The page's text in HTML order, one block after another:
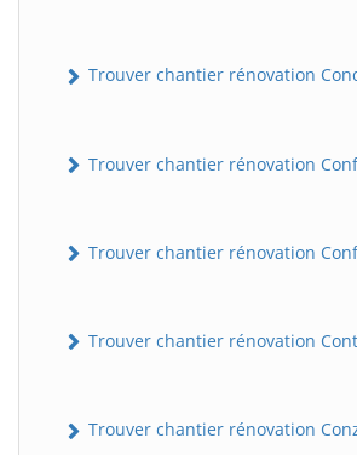
Trouver chantier rénovation
Trouver chantier rénovation
Trouver chantier rénovation
Trouver chantier rénovation
Trouver chantier rénovation